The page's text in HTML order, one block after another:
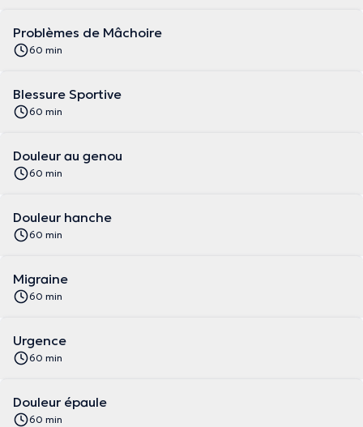
Problèmes de Mâchoire
60 min
Blessure Sportive
60 min
Douleur au genou
60 min
Douleur hanche
60 min
Migraine
60 min
Urgence
60 min
Douleur épaule
60 min